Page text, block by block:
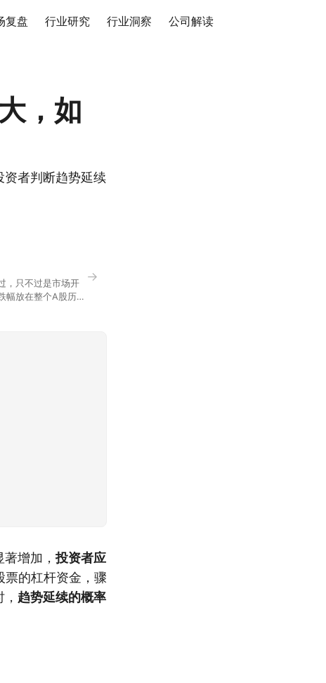
复盘 行业研究 行业洞察 公司解读
，如
资者判断趋势延续
，只不过是市场开
幅放在整个A股历史
→
著增加，投资者应
票的杠杆资金，骤
趋势延续的概率